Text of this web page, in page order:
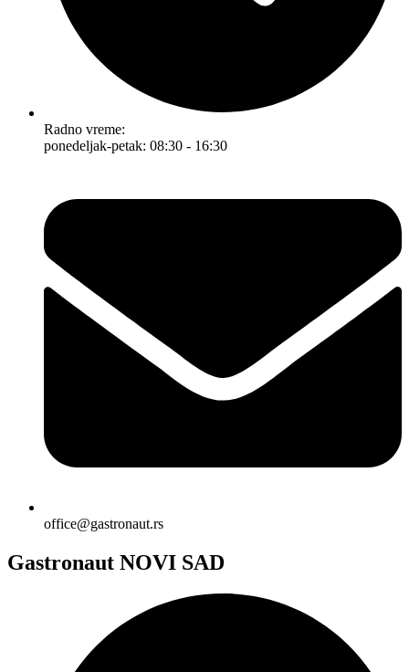
Radno vreme:
ponedeljak-petak: 08:30 - 16:30
office@gastronaut.rs
Gastronaut NOVI SAD